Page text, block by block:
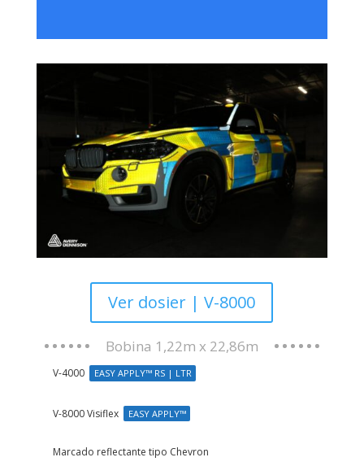
Reflectante prismático,
duradero y eficaz cuando se
requiere una alta visibilidad. Con
4 colores, más 2 fluorescentes.
Ver dosier | V-8000
Bobina 1,22m x 22,86m
V-4000 EASY APPLY™ RS | LTR
V-8000 Visiflex EASY APPLY™
Marcado reflectante tipo Chevron